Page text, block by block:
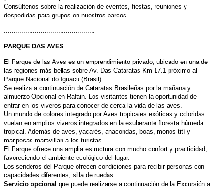
Consúltenos sobre la realización de eventos, fiestas, reuniones y
despedidas para grupos en nuestros barcos.
PARQUE DAS AVES
El Parque de las Aves es un emprendimiento privado, ubicado en una de
las regiones más bellas sobre Av. Das Cataratas Km 17.1 próximo al
Parque Nacional do Iguacu (Brasil).
Se realiza a continuación de Cataratas Brasileñas por la mañana y
almuerzo Opcional en Rafain. Los visitantes tienen la oportunidad de
entrar en los viveros para conocer de cerca la vida de las aves.
Un mundo de colores integrado por Aves tropicales exóticas y coloridas
vuelan en amplios viveros integrados en la exuberante floresta húmeda
tropical. Además de aves, yacarés, anacondas, boas, monos tití y
mariposas maravillan a los turistas.
El Parque ofrece una amplia estructura con mucho confort y practicidad,
favoreciendo el ambiente ecológico del lugar.
Los senderos del Parque ofrecen condiciones para recibir personas con
capacidades diferentes, silla de ruedas.
Servicio opcional que puede realizarse a continuación de la Excursión a